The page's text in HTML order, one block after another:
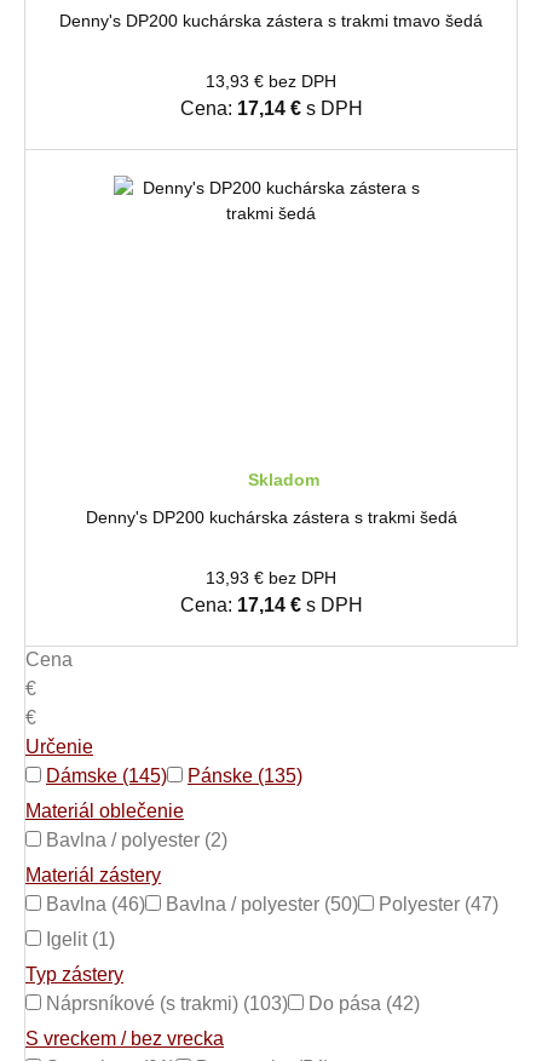
Denny's DP200 kuchárska zástera s trakmi tmavo šedá
13,93 € bez DPH
Cena: 17,14 €s DPH
Skladom
Denny's DP200 kuchárska zástera s trakmi šedá
13,93 € bez DPH
Cena: 17,14 €s DPH
Cena
€
€
Určenie
Dámske (145)
Pánske (135)
Materiál oblečenie
Bavlna / polyester (2)
Materiál zástery
Bavlna (46)
Bavlna / polyester (50)
Polyester (47)
Igelit (1)
Typ zástery
Náprsníkové (s trakmi) (103)
Do pása (42)
S vreckem / bez vrecka